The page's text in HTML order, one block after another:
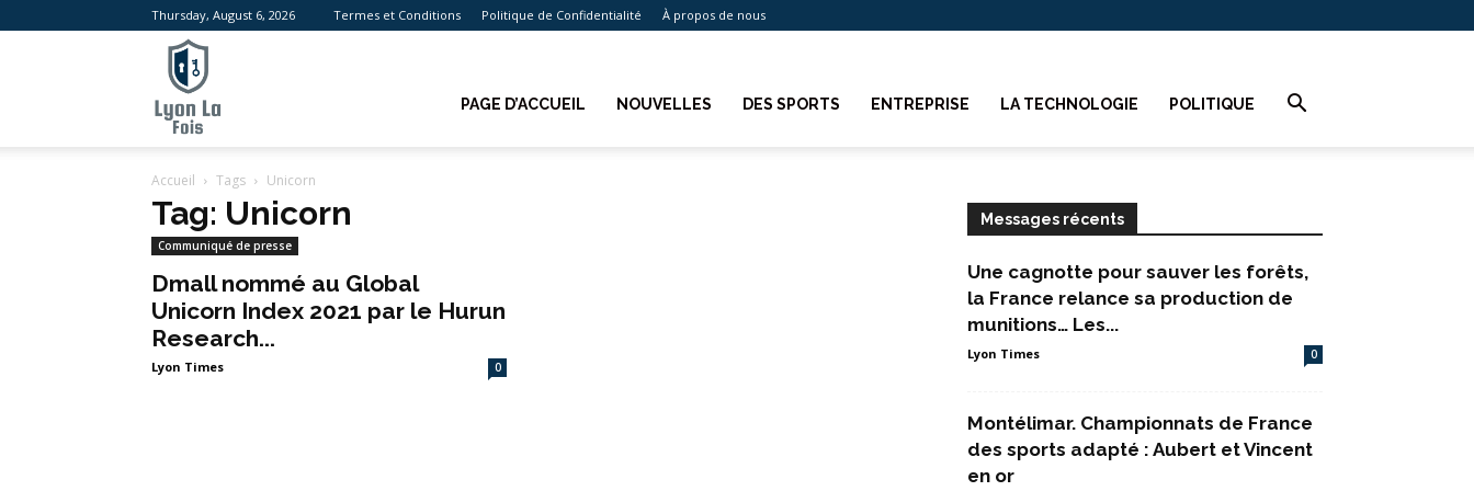
Thursday, August 6, 2026 Termes et Conditions Politique de Confidentialité À propos de nous
La
Fois
PAGE D’ACCUEIL NOUVELLES DES SPORTS ENTREPRISE LA TECHNOLOGIE POLITIQUE
Accueil Tags Unicorn
Tag: Unicorn
Communiqué de presse
Dmall nommé au Global
Unicorn Index 2021 par le Hurun
Research...
Lyon Times 0
Messages récents
Une cagnotte pour sauver les forêts,
la France relance sa production de
munitions… Les...
Lyon Times 0
Montélimar. Championnats de France
des sports adapté : Aubert et Vincent
en or